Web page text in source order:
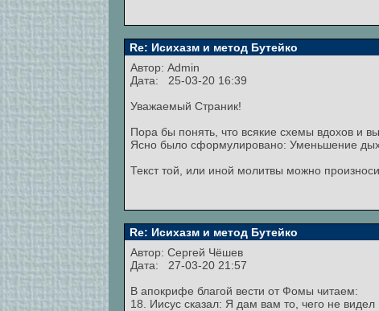
Re: Исихазм и метод Бутейко
Автор: Admin
Дата: 25-03-20 16:39
Уважаемый Страник!
Пора бы понять, что всякие схемы вдохов и
Ясно было сформулировано: Уменьшение
Текст той, или иной молитвы можно
Re: Исихазм и метод Бутейко
Автор: Сергей Чёшев
Дата: 27-03-20 21:57
В апокрифе благой вести от Фомы читаем:
18. Иисус сказал: Я дам вам то, чего не видел